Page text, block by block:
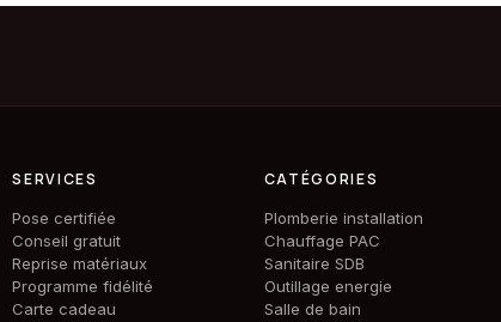
SERVICES
Pose certifiée
Conseil gratuit
Reprise matériaux
Programme fidélité
Carte cadeau
CATÉGORIES
Plomberie installation
Chauffage PAC
Sanitaire SDB
Outillage energie
Salle de bain